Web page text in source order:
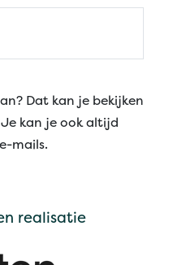
realisatie